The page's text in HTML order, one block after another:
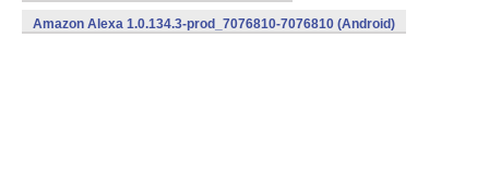
Amazon Alexa 1.0.134.3-prod_7076810-7076810 (Android)